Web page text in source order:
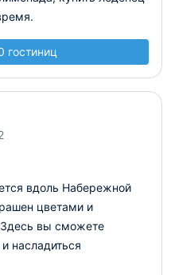
гостиниц
вдоль Набережной
цветами и
вы сможете
насладиться